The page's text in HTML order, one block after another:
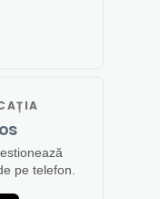
pe telefon.